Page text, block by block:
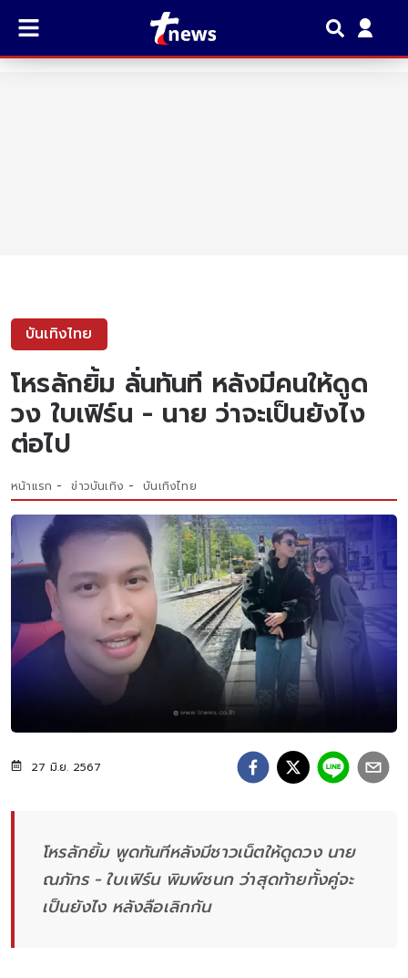
บันเทิงไทย
โหรลักยิ้ม ลั่นทันที หลังมีคนให้ดูด
วง ใบเฟิร์น - นาย ว่าจะเป็นยังไง
ต่อไป
หน้าแรก ข่าวบันเทิง บันเทิงไทย
27 มิ.ย. 2567
โหรลักยิ้ม พูดทันทีหลังมีชาวเน็ตให้ดูดวง นาย
ณภัทร - ใบเฟิร์น พิมพ์ชนก ว่าสุดท้ายทั้งคู่จะ
เป็นยังไง หลังลือเลิกกัน